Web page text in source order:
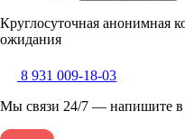
Круглосуточная анонимная
ожидания
8 931 009-18-03
Мы связи 24/7 — напишите в